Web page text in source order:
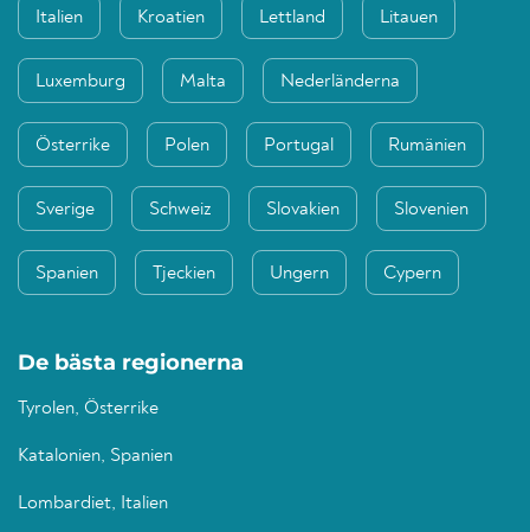
Italien Kroatien Lettland Litauen
Luxemburg Malta Nederländerna
Österrike Polen Portugal Rumänien
Sverige Schweiz Slovakien Slovenien
Spanien Tjeckien Ungern Cypern
De bästa regionerna
Tyrolen, Österrike
Katalonien, Spanien
Lombardiet, Italien